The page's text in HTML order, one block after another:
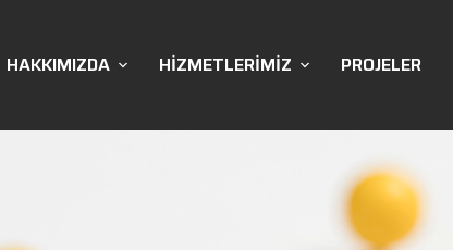
HAKKIMIZDA HIZMETLERIMIZ PROJELER